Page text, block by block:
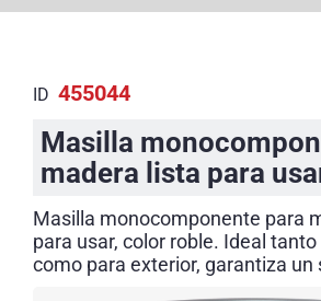
ID 455044
Masilla
madera lista para
Masilla monocomponente para
para usar, color roble. Ideal
como para exterior, garantiza un